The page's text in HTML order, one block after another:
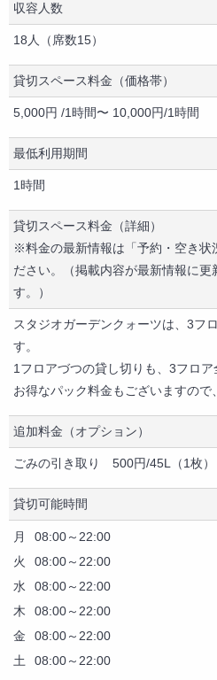
コピー機
テレビ
テレビ・モニター（HDMI端子あり）
DVDプレーヤー
CDプレーヤー
テーブル
椅子
キッチン
冷蔵庫
電子レンジ
食器
全身鏡
展示設備（棚・ラック等）
撮影機材
音響設備
マイク
カラオケ
エレベーター
冷房
敷地内無料駐車場
託児設備
ゲーム（カード・ボード・テレビゲ
妖精のブランコ
フェイクの岩
収容人数
18人（席数15）
貸切スペース料金（価格帯）
5,000円 /1時間〜 10,000円/1時間
最低利用期間
1時間
貸切スペース料金（詳細）
※料金の最新情報は「予約・空き状
ださい。（掲載内容が最新情報に更
す。）
スタジオガーデンクォーツは、3フ
す。
1フロアづつの貸し切りも、3フロア
お得なパック料金もございますので
追加料金（オプション）
ごみの引き取り 500円/45L（1枚）
貸切可能時間
月
08:00～22:00
火
08:00～22:00
水
08:00～22:00
木
08:00～22:00
金
08:00～22:00
土
08:00～22:00